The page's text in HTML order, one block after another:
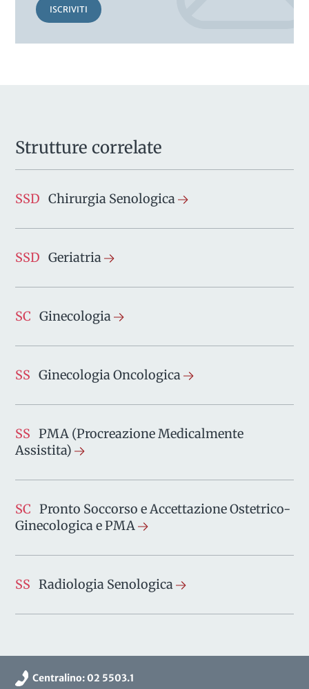
ISCRIVITI
Strutture correlate
SSD Chirurgia Senologica
SSD Geriatria
SC Ginecologia
SS Ginecologia Oncologica
SS PMA (Procreazione Medicalmente
Assistita)
SC Pronto Soccorso e Accettazione Ostetrico-
Ginecologica e PMA
SS Radiologia Senologica
Centralino: 02 5503.1